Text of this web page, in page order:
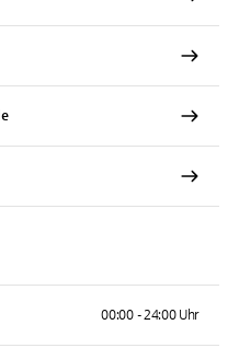
00:00 - 24:00 Uhr